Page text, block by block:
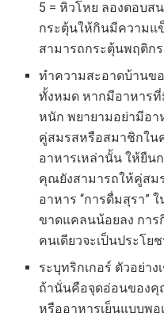
5 = หิวโหย ลองตอบส
กระตุ้นให้กินมีความแ
สามารถกระตุ้นพฤติก
ทำความสะอาดบ้านข
ทั้งหมด หากมีอาหาร
หนัก พยายามอย่ามีอ
คู่สมรสหรือสมาชิกใน
อาหารเหล่านั้น ให้ยืน
คุณยังสามารถให้คู่สม
อาหาร “การดื่มสุรา”
ขาดแคลนน้อยลง การ
คนเดียวจะเป็นประโย
ระบุทริกเกอร์ ตัวอย่าง
ถ้านั่นคือจุดอ่อนของ
หรืออาหารเย็นแบบพอ